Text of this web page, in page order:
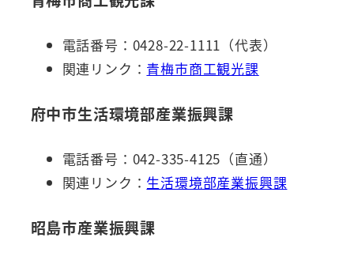
電話番号：0428-22-1111（代表）
関連リンク： 青梅市商工観光課
府中市生活環境部産業振興課
電話番号：042-335-4125（直通）
関連リンク： 生活環境部産業振興課
昭島市産業振興課